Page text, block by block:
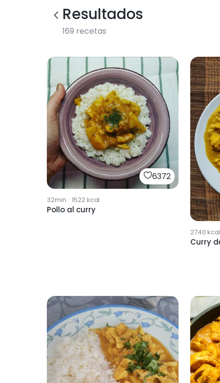
Resultados
169 recetas
6372
32min · 1522kcal
Pollo al curry
2740 kcal
Curry